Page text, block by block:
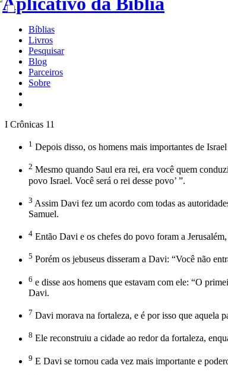
Bíblias
Livros
Pesquisar
Blog
Parceiros
Sobre
I Crônicas 11
1 Depois disso, os homens mais importantes de
2 Mesmo quando Saul era rei, era você quem
povo Israel. Você será o rei desse povo’ ”.
3 Assim Davi fez um acordo com todas as
Samuel.
4 Então Davi e os chefes do povo foram a
5 Porém os jebuseus disseram a Davi: “Você não
6 e disse aos homens que estavam com ele: “O
Davi.
7 Davi morava na fortaleza, e é por isso que aquela
8 Ele reconstruiu a cidade ao redor da fortaleza,
9 E Davi se tornou cada vez mais importante e